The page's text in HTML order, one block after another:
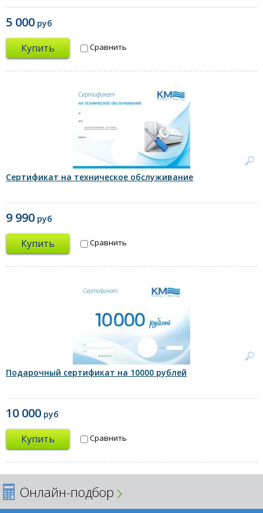
5 000 руб
Купить Сравнить
Сертификат на техническое обслуживание
9 990 руб
Купить Сравнить
Подарочный сертификат на 10000 рублей
10 000 руб
Купить Сравнить
Онлайн-подбор